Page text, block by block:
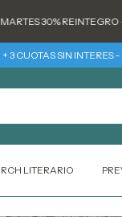
REINTEGRO - ⚠️
SIN INTERES -
LITERARIO